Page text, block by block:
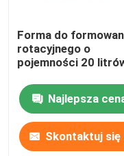
Forma do
rotacyjnego o
pojemności 20
Najlepsza
Skontaktuj się